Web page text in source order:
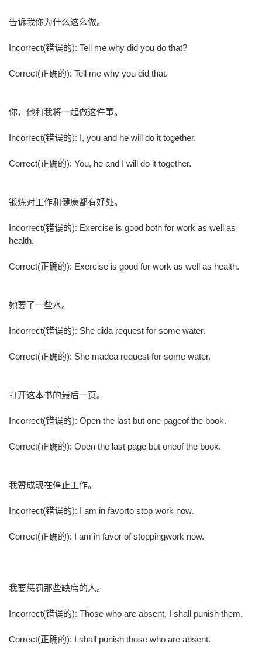
告诉我你为什么这么做。
Incorrect(错误的): Tell me why did you do that?
Correct(正确的): Tell me why you did that.
你，他和我将一起做这件事。
Incorrect(错误的): I, you and he will do it together.
Correct(正确的): You, he and I will do it together.
锻炼对工作和健康都有好处。
Incorrect(错误的): Exercise is good both for work as well as
health.
Correct(正确的): Exercise is good for work as well as health.
她要了一些水。
Incorrect(错误的): She dida request for some water.
Correct(正确的): She madea request for some water.
打开这本书的最后一页。
Incorrect(错误的): Open the last but one pageof the book.
Correct(正确的): Open the last page but oneof the book.
我赞成现在停止工作。
Incorrect(错误的): I am in favorto stop work now.
Correct(正确的): I am in favor of stoppingwork now.
我要惩罚那些缺席的人。
Incorrect(错误的): Those who are absent, I shall punish them.
Correct(正确的): I shall punish those who are absent.